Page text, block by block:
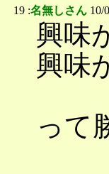
19 :名無しさん 10/
興味
興味
って